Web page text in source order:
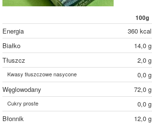
100g
Energia 360 kcal
Białko
14,0 g
Tłuszcz
2,0 g
Kwasy tłuszczowe nasycone 0,0 g
Węglowodany
72,0 g
Cukry proste 0,0 g
Błonnik
12,0 g